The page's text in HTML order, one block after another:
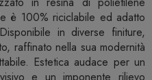
è 100% riciclabile ed adatto
in diverse finiture,
raffinato nella sua modernità
Estetica audace per un